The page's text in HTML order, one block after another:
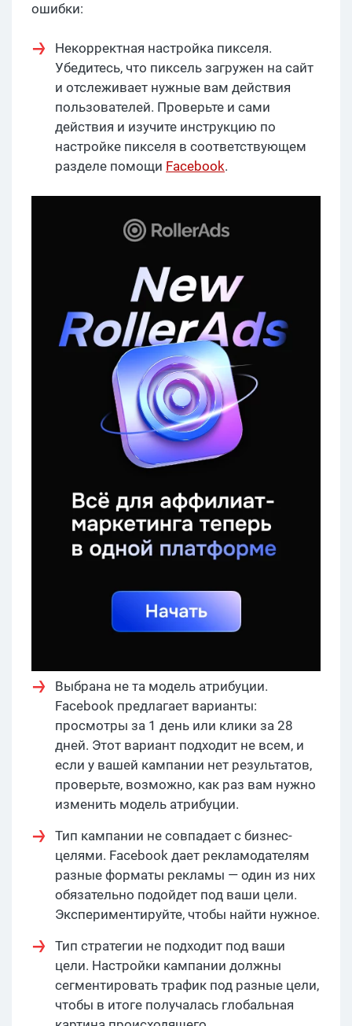
ошибки:
Некорректная настройка пикселя.
Убедитесь, что пиксель загружен на сайт
и отслеживает нужные вам действия
пользователей. Проверьте и сами
действия и изучите инструкцию по
настройке пикселя в соответствующем
разделе помощи Facebook.
Выбрана не та модель атрибуции.
Facebook предлагает варианты:
просмотры за 1 день или клики за 28
дней. Этот вариант подходит не всем, и
если у вашей кампании нет результатов,
проверьте, возможно, как раз вам нужно
изменить модель атрибуции.
Тип кампании не совпадает с бизнес-
целями. Facebook дает рекламодателям
разные форматы рекламы — один из них
обязательно подойдет под ваши цели.
Экспериментируйте, чтобы найти нужное.
Тип стратегии не подходит под ваши
цели. Настройки кампании должны
сегментировать трафик под разные цели,
чтобы в итоге получалась глобальная